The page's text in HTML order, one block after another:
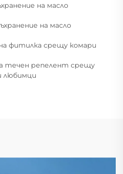
на масло
на масло
фитилка срещу комари
течен репелент срещу
любимци